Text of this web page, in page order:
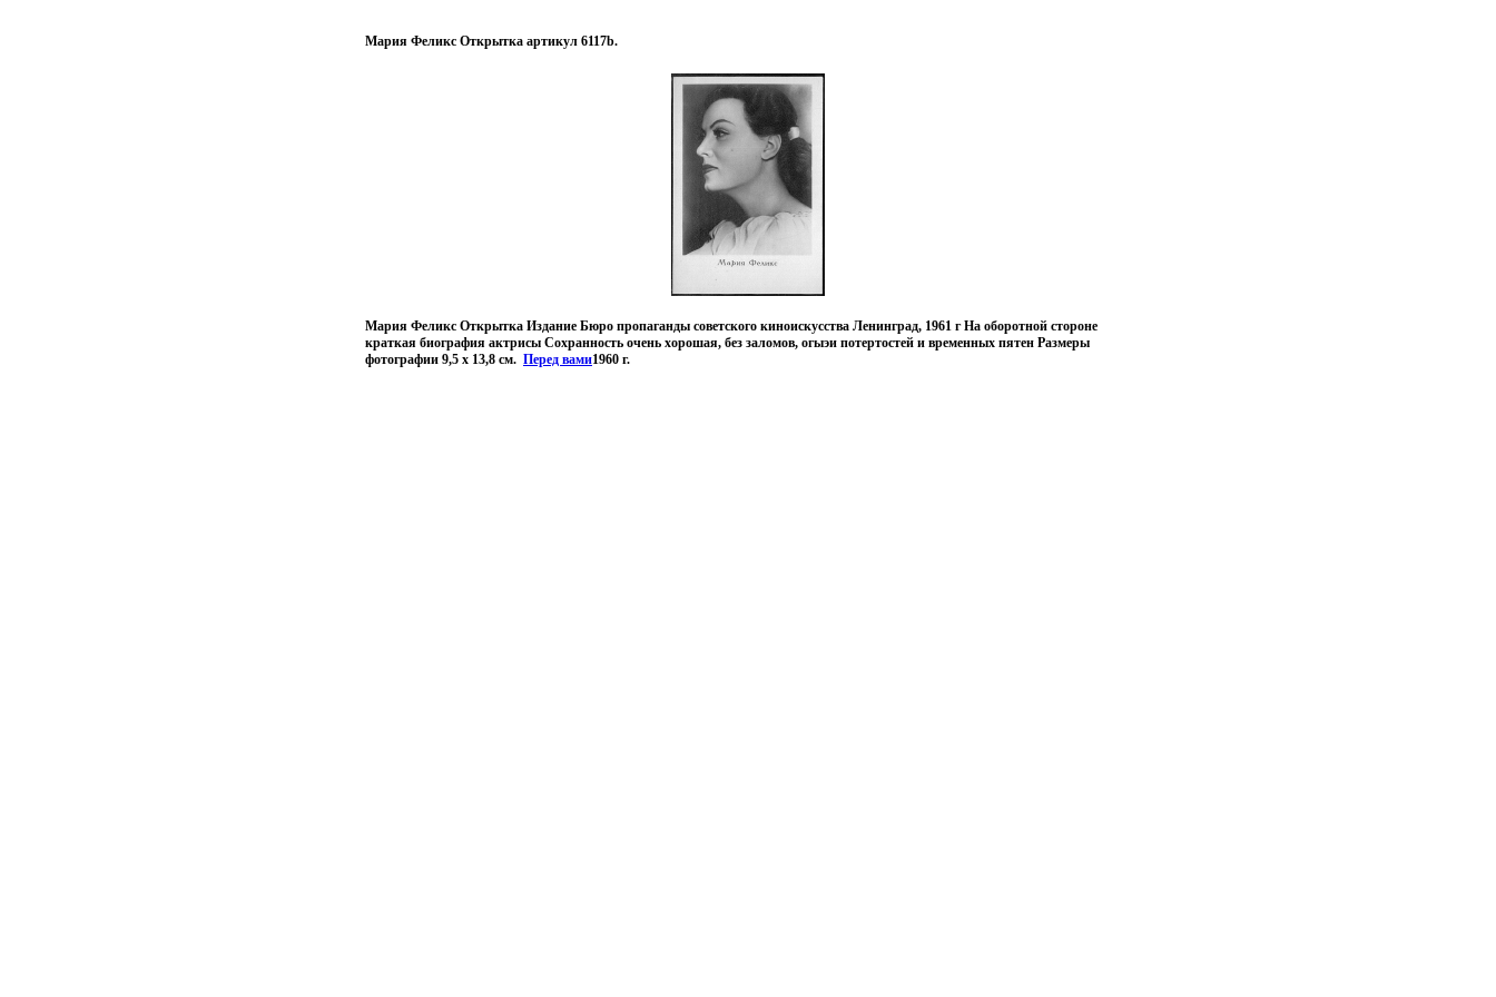
Мария Феликс Открытка артикул 6117b.
Мария Феликс Открытка Издание Бюро пропаганды советского киноискусства Ленинград, 1961 г На оборотной стороне
краткая биография актрисы Сохранность очень хорошая, без заломов, огыэи потертостей и временных пятен Размеры
фотографии 9,5 х 13,8 см. Перед вами1960 г.